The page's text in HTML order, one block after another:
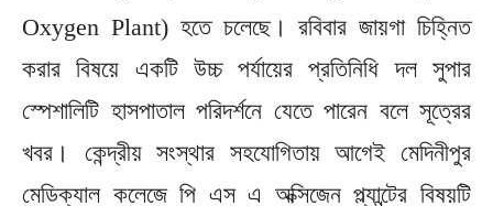
Oxygen Plant) হতে চলেছে। রবিবার জায়গা চিহ্নিত
করার বিষয়ে একটি উচ্চ পর্যায়ের প্রতিনিধি দল সুপার
স্পেশালিটি হাসপাতাল পরিদর্শনে যেতে পারেন বলে সূত্রের
খবর। কেন্দ্রীয় সংস্থার সহযোগিতায় আগেই মেদিনীপুর
মেডিক্যাল কলেজে পি এস এ অক্সিজেন প্ল্যান্টের বিষয়টি